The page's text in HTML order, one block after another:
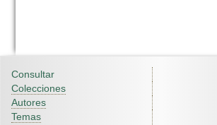
Consultar
Colecciones
Autores
Temas